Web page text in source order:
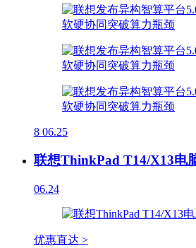
8 06.25
联想ThinkPad T14/X13电
06.24
优惠直达 >